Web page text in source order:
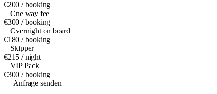
€200 / booking
One way fee
€300 / booking
Overnight on board
€180 / booking
Skipper
€215 / night
VIP Pack
€300 / booking
— Anfrage senden